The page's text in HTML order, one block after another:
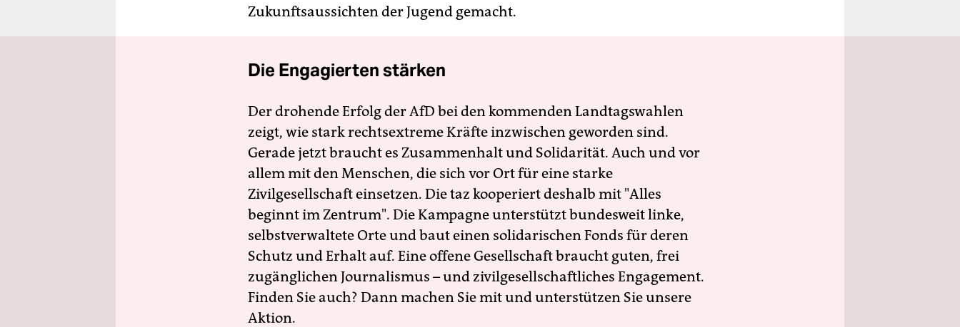
Zukunftsaussichten der Jugend gemacht.
Die Engagierten stärken
Der drohende Erfolg der AfD bei den kommenden Landtagswahlen
zeigt, wie stark rechtsextreme Kräfte inzwischen geworden sind.
Gerade jetzt braucht es Zusammenhalt und Solidarität. Auch und vor
allem mit den Menschen, die sich vor Ort für eine starke
Zivilgesellschaft einsetzen. Die taz kooperiert deshalb mit "Alles
beginnt im Zentrum". Die Kampagne unterstützt bundesweit linke,
selbstverwaltete Orte und baut einen solidarischen Fonds für deren
Schutz und Erhalt auf. Eine offene Gesellschaft braucht guten, frei
zugänglichen Journalismus – und zivilgesellschaftliches Engagement.
Finden Sie auch? Dann machen Sie mit und unterstützen Sie unsere
Aktion.